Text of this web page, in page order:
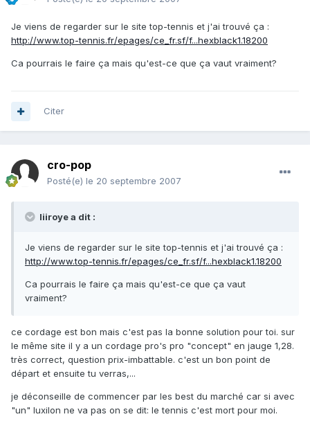
Je viens de regarder sur le site top-tennis et j'ai trouvé ça :
http://www.top-tennis.fr/epages/ce_fr.sf/f...hexblack1.18200
Ca pourrais le faire ça mais qu'est-ce que ça vaut vraiment?
Citer
cro-pop
Posté(e) le 20 septembre 2007
liiroye a dit :
Je viens de regarder sur le site top-tennis et j'ai trouvé ça :
http://www.top-tennis.fr/epages/ce_fr.sf/f...hexblack1.18200
Ca pourrais le faire ça mais qu'est-ce que ça vaut
vraiment?
ce cordage est bon mais c'est pas la bonne solution pour toi. sur
le même site il y a un cordage pro's pro "concept" en jauge 1,28.
très correct, question prix-imbattable. c'est un bon point de
départ et ensuite tu verras,...
je déconseille de commencer par les best du marché car si avec
"un" luxilon ne va pas on se dit: le tennis c'est mort pour moi.